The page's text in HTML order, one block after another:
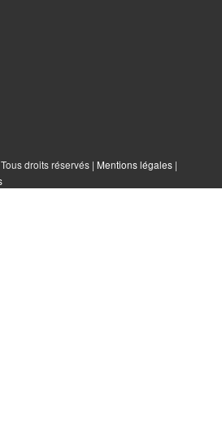
droits réservés | Mentions légales |
Réinitialiser